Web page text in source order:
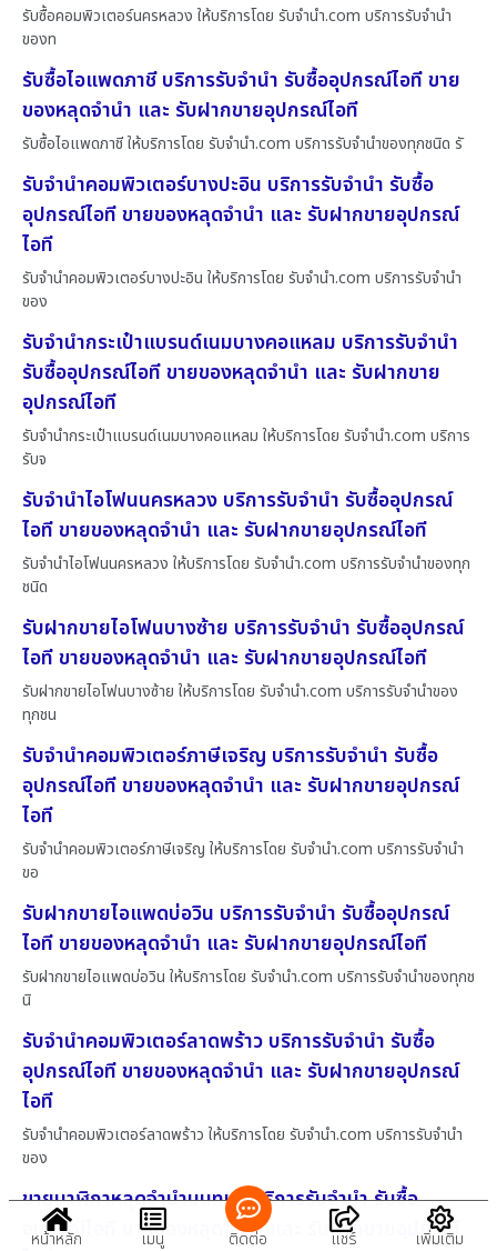
รับซื้อคอมพิวเตอร์นครหลวง ให้บริการโดย รับจํานํา.com บริการรับจำนำ
ของท
รับซื้อไอแพดภาชี บริการรับจำนำ รับซื้ออุปกรณ์ไอที ขาย
ของหลุดจำนำ และ รับฝากขายอุปกรณ์ไอที
รับซื้อไอแพดภาชี ให้บริการโดย รับจํานํา.com บริการรับจำนำของทุกชนิด รั
รับจำนำคอมพิวเตอร์บางปะอิน บริการรับจำนำ รับซื้อ
อุปกรณ์ไอที ขายของหลุดจำนำ และ รับฝากขายอุปกรณ์
ไอที
รับจำนำคอมพิวเตอร์บางปะอิน ให้บริการโดย รับจํานํา.com บริการรับจำนำ
ของ
รับจำนำกระเป๋าแบรนด์เนมบางคอแหลม บริการรับจำนำ
รับซื้ออุปกรณ์ไอที ขายของหลุดจำนำ และ รับฝากขาย
อุปกรณ์ไอที
รับจำนำกระเป๋าแบรนด์เนมบางคอแหลม ให้บริการโดย รับจํานํา.com บริการ
รับจ
รับจำนำไอโฟนนครหลวง บริการรับจำนำ รับซื้ออุปกรณ์
ไอที ขายของหลุดจำนำ และ รับฝากขายอุปกรณ์ไอที
รับจำนำไอโฟนนครหลวง ให้บริการโดย รับจํานํา.com บริการรับจำนำของทุก
ชนิด
รับฝากขายไอโฟนบางซ้าย บริการรับจำนำ รับซื้ออุปกรณ์
ไอที ขายของหลุดจำนำ และ รับฝากขายอุปกรณ์ไอที
รับฝากขายไอโฟนบางซ้าย ให้บริการโดย รับจํานํา.com บริการรับจำนำของ
ทุกชน
รับจำนำคอมพิวเตอร์ภาษีเจริญ บริการรับจำนำ รับซื้อ
อุปกรณ์ไอที ขายของหลุดจำนำ และ รับฝากขายอุปกรณ์
ไอที
รับจำนำคอมพิวเตอร์ภาษีเจริญ ให้บริการโดย รับจํานํา.com บริการรับจำนำ
ขอ
รับฝากขายไอแพดบ่อวิน บริการรับจำนำ รับซื้ออุปกรณ์
ไอที ขายของหลุดจำนำ และ รับฝากขายอุปกรณ์ไอที
รับฝากขายไอแพดบ่อวิน ให้บริการโดย รับจํานํา.com บริการรับจำนำของทุกช
นิ
รับจำนำคอมพิวเตอร์ลาดพร้าว บริการรับจำนำ รับซื้อ
อุปกรณ์ไอที ขายของหลุดจำนำ และ รับฝากขายอุปกรณ์
ไอที
รับจำนำคอมพิวเตอร์ลาดพร้าว ให้บริการโดย รับจํานํา.com บริการรับจำนำ
ของ
ขายนาฬิกาหลุดจำนำนนทบุรี บริการรับจำนำ รับซื้อ
อุปกรณ์ไอที ขายของหลุดจำนำ และ รับฝากขายอุปกรณ์
หน้าหลัก เมนู ติดต่อ แชร์ เพิ่มเติม